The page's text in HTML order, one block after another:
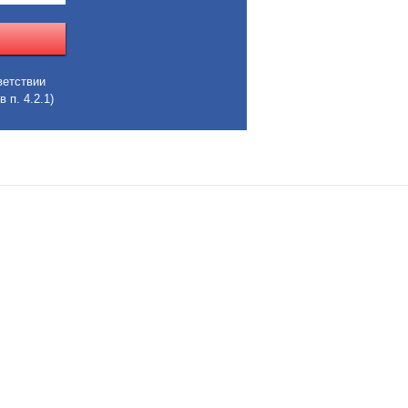
п. 4.2.1)